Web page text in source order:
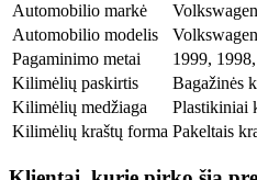
Automobilio markė
Volkswagen
Automobilio modelis
Pagaminimo metai
1999,
Kilimėlių paskirtis
Bagažinės
Kilimėlių medžiaga
Plastikiniai
Kilimėlių kraštų forma Pakeltais